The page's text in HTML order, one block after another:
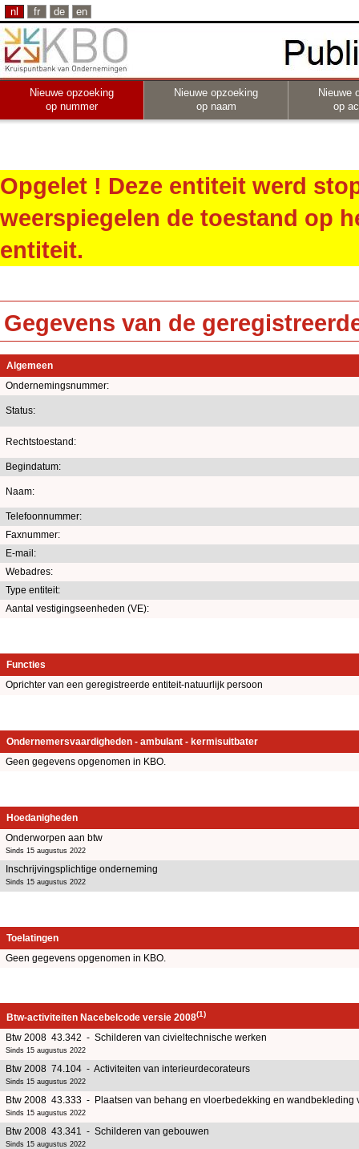
nl fr de en
Nieuwe opzoeking
op nummer
Nieuwe opzoeking
op naam
Nieuwe
op
Opgelet ! Deze entiteit werd
weerspiegelen de toestand op
entiteit.
Gegevens van de
Algemeen
Ondernemingsnummer:
Status:
Rechtstoestand:
Begindatum:
Naam:
Telefoonnummer:
Faxnummer:
E-mail:
Webadres:
Type entiteit:
Aantal vestigingseenheden (VE):
Functies
Oprichter van een geregistreerde entiteit-natuurlijk persoon
Ondernemersvaardigheden - ambulant - kermisuitbater
Geen gegevens opgenomen in KBO.
Hoedanigheden
Onderworpen aan btw
Sinds 15 augustus 2022
Inschrijvingsplichtige onderneming
Sinds 15 augustus 2022
Toelatingen
Geen gegevens opgenomen in KBO.
Btw-activiteiten Nacebelcode versie 2008(1)
Btw 2008 43.342 - Schilderen van civieltechnische werken
Sinds 15 augustus 2022
Btw 2008 74.104 - Activiteiten van interieurdecorateurs
Sinds 15 augustus 2022
Btw 2008 43.333 - Plaatsen van behang en vloerbedekking en wandbekleding
Sinds 15 augustus 2022
Btw 2008 43.341 - Schilderen van gebouwen
Sinds 15 augustus 2022